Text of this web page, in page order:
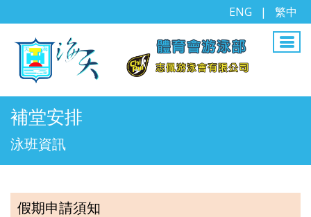
ENG | 繁中
補堂安排
泳班資訊
假期申請須知